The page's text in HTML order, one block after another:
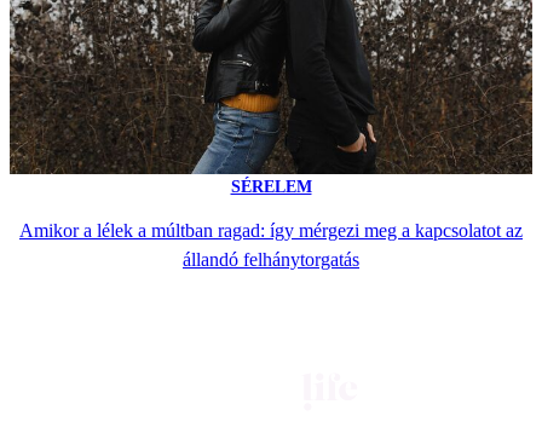
SÉRELEM
Amikor a lélek a múltban ragad: így mérgezi meg a kapcsolatot az
állandó felhánytorgatás